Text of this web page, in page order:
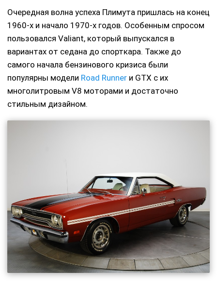
Очередная волна успеха Плимута пришлась на конец
1960-х и начало 1970-х годов. Особенным спросом
пользовался Valiant, который выпускался в
вариантах от седана до спорткара. Также до
самого начала бензинового кризиса были
популярны модели Road Runner и GTX с их
многолитровым V8 моторами и достаточно
стильным дизайном.